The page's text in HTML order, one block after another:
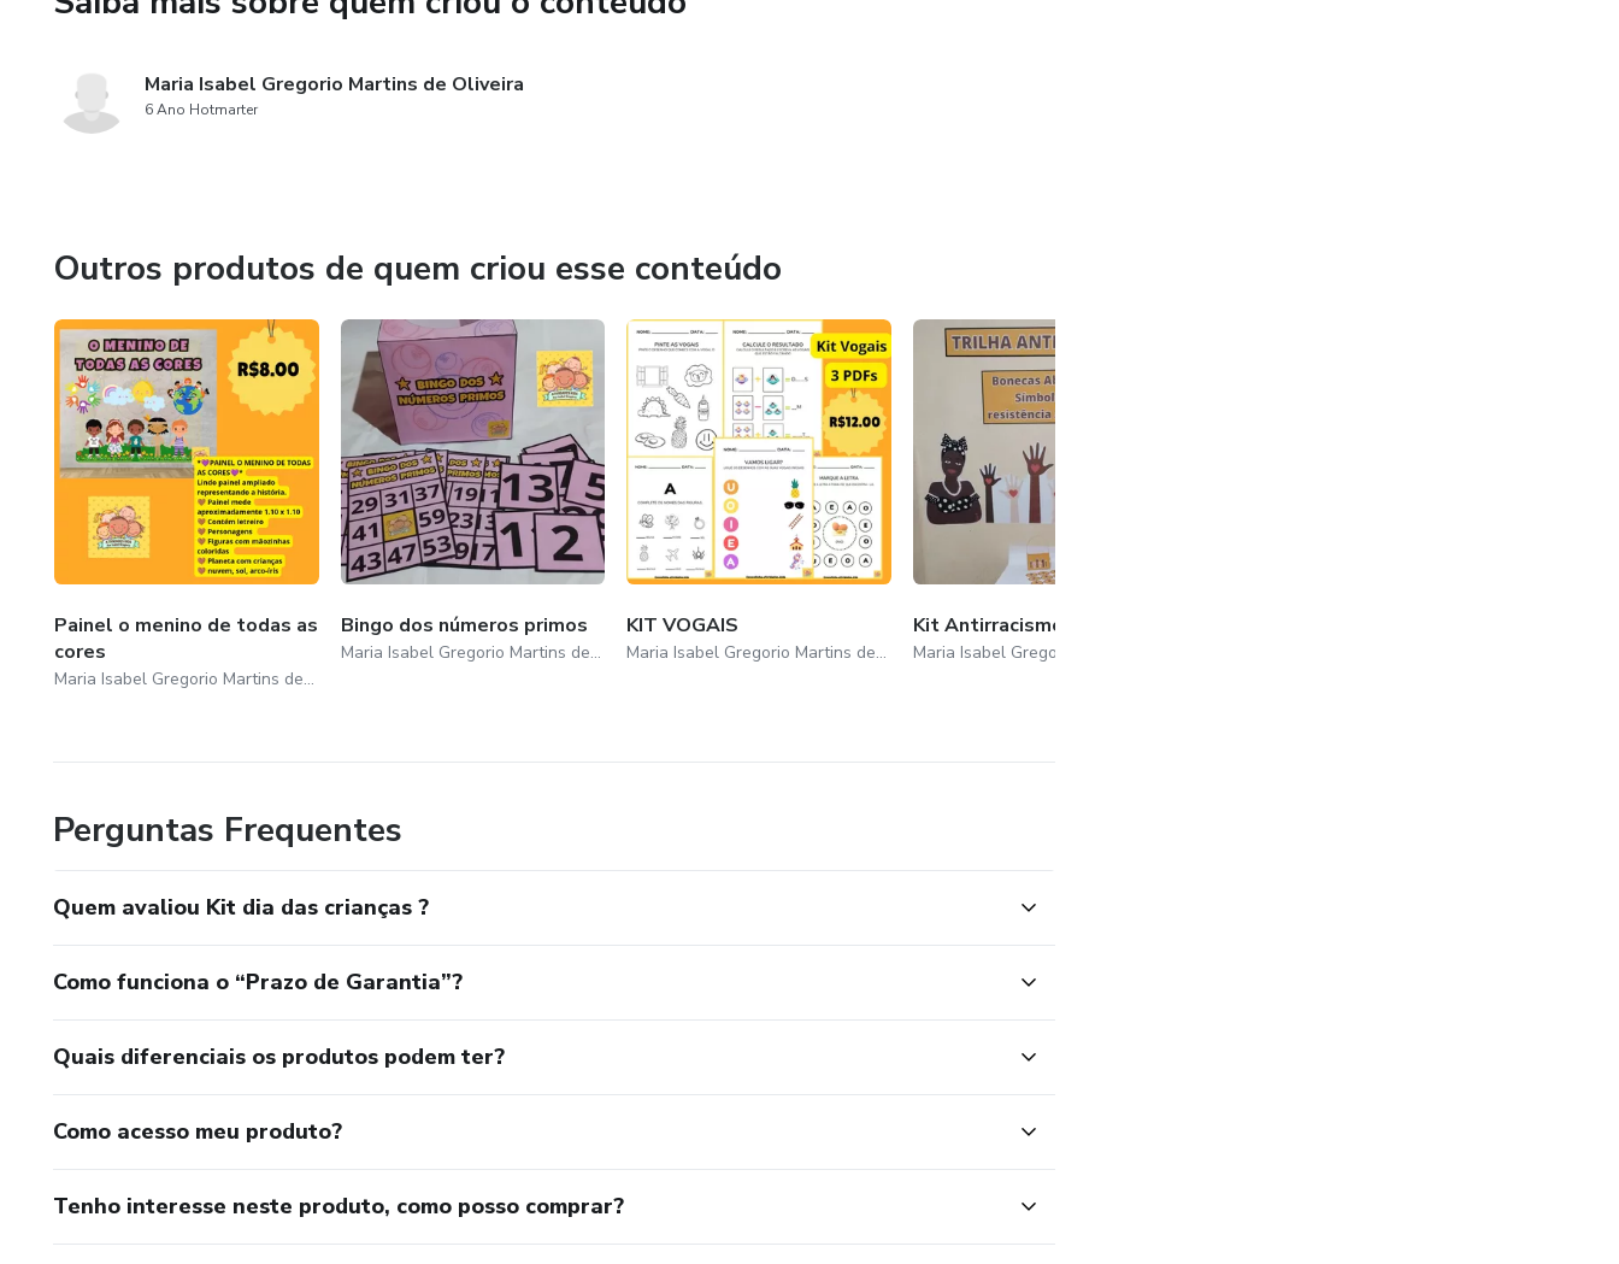
Maria Isabel Gregorio Martins de Oliveira
6 Ano Hotmarter
Outros produtos de quem criou esse conteúdo
Painel o menino de todas as
cores
Maria Isabel Gregorio Martins de Oliveira
Bingo dos números primos
Maria Isabel Gregorio Martins de Oliveira
KIT VOGAIS
Maria Isabel Gregorio Martins de Oliveira
Kit Antirracismo
Perguntas Frequentes
Quem avaliou Kit dia das crianças ?
Como funciona o “Prazo de Garantia”?
Quais diferenciais os produtos podem ter?
Como acesso meu produto?
Tenho interesse neste produto, como posso comprar?